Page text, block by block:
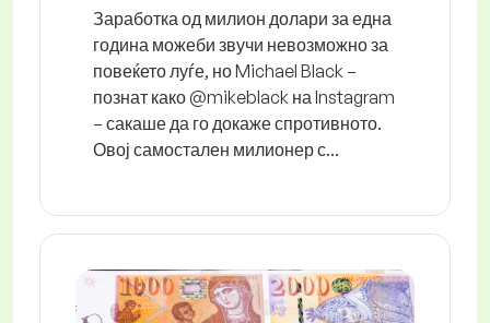
Заработка од милион долари за една
година можеби звучи невозможно за
повеќето луѓе, но Michael Black –
познат како @mikeblack на Instagram
– сакаше да го докаже спротивното.
Овој самостален милионер с...